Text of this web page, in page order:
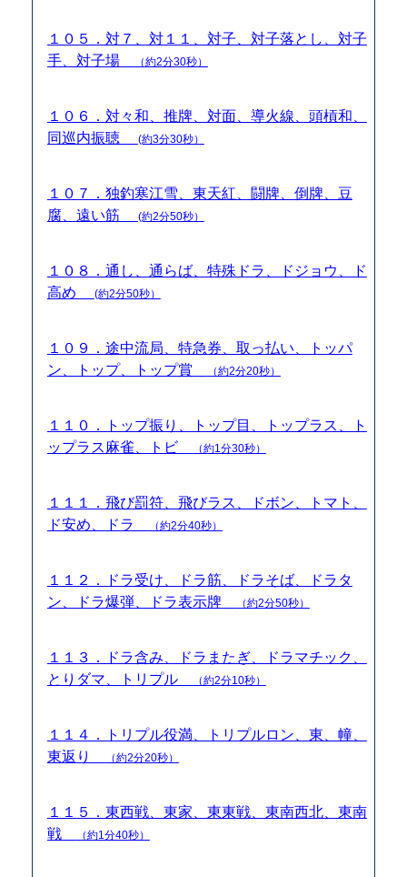
１０５．対７、対１１、対子、対子落とし、対子
手、対子場
（約2分30秒）
１０６．対々和、推牌、対面、導火線、頭槓和、
同巡内振聴
(約3分30秒）
１０７．独釣寒江雪、東天紅、闘牌、倒牌、豆
腐、遠い筋
(約2分50秒）
１０８．通し、通らば、特殊ドラ、ドジョウ、ド
高め
(約2分50秒）
１０９．途中流局、特急券、取っ払い、トッパ
ン、トップ、トップ賞
（約2分20秒）
１１０．トップ振り、トップ目、トップラス、ト
ップラス麻雀、トビ
（約1分30秒）
１１１．飛び罰符、飛びラス、ドボン、トマト、
ド安め、ドラ
（約2分40秒）
１１２．ドラ受け、ドラ筋、ドラそば、ドラタ
ン、ドラ爆弾、ドラ表示牌
（約2分50秒）
１１３．ドラ含み、ドラまたぎ、ドラマチック、
とりダマ、トリプル
（約2分10秒）
１１４．トリプル役満、トリプルロン、東、幢、
東返り
（約2分20秒）
１１５．東西戦、東家、東東戦、東南西北、東南
戦
（約1分40秒）